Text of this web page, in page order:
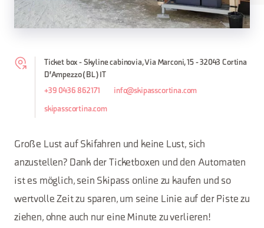
Ticket box - Skyline cabinovia, Via Marconi, 15 - 32043 Cortina
D'Ampezzo (BL) IT
+39 0436 862171 info@skipasscortina.com
skipasscortina.com
Große Lust auf Skifahren und keine Lust, sich
anzustellen? Dank der Ticketboxen und den Automaten
ist es möglich, sein Skipass online zu kaufen und so
wertvolle Zeit zu sparen, um seine Linie auf der Piste zu
ziehen, ohne auch nur eine Minute zu verlieren!